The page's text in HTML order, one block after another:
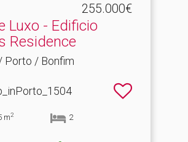
255.000€
Luxo - Edificio
Residence
Porto / Bonfim
m2 2